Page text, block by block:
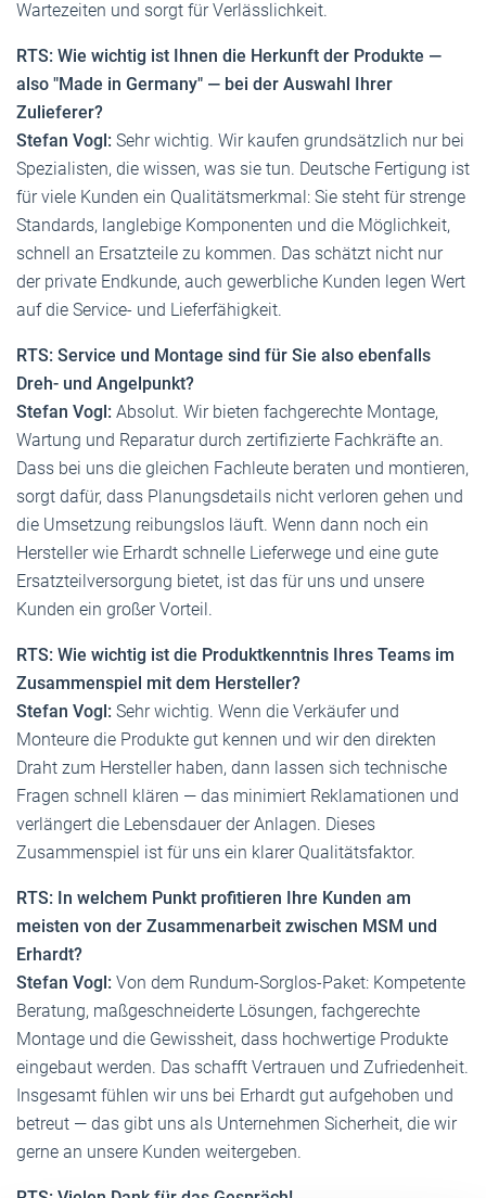
Wartezeiten und sorgt für Verlässlichkeit.
RTS: Wie wichtig ist Ihnen die Herkunft der Produkte —
also "Made in Germany" — bei der Auswahl Ihrer
Zulieferer?
Stefan Vogl: Sehr wichtig. Wir kaufen grundsätzlich nur bei
Spezialisten, die wissen, was sie tun. Deutsche Fertigung ist
für viele Kunden ein Qualitätsmerkmal: Sie steht für strenge
Standards, langlebige Komponenten und die Möglichkeit,
schnell an Ersatzteile zu kommen. Das schätzt nicht nur
der private Endkunde, auch gewerbliche Kunden legen Wert
auf die Service- und Lieferfähigkeit.
RTS: Service und Montage sind für Sie also ebenfalls
Dreh- und Angelpunkt?
Stefan Vogl: Absolut. Wir bieten fachgerechte Montage,
Wartung und Reparatur durch zertifizierte Fachkräfte an.
Dass bei uns die gleichen Fachleute beraten und montieren,
sorgt dafür, dass Planungsdetails nicht verloren gehen und
die Umsetzung reibungslos läuft. Wenn dann noch ein
Hersteller wie Erhardt schnelle Lieferwege und eine gute
Ersatzteilversorgung bietet, ist das für uns und unsere
Kunden ein großer Vorteil.
RTS: Wie wichtig ist die Produktkenntnis Ihres Teams im
Zusammenspiel mit dem Hersteller?
Stefan Vogl: Sehr wichtig. Wenn die Verkäufer und
Monteure die Produkte gut kennen und wir den direkten
Draht zum Hersteller haben, dann lassen sich technische
Fragen schnell klären — das minimiert Reklamationen und
verlängert die Lebensdauer der Anlagen. Dieses
Zusammenspiel ist für uns ein klarer Qualitätsfaktor.
RTS: In welchem Punkt profitieren Ihre Kunden am
meisten von der Zusammenarbeit zwischen MSM und
Erhardt?
Stefan Vogl: Von dem Rundum-Sorglos-Paket: Kompetente
Beratung, maßgeschneiderte Lösungen, fachgerechte
Montage und die Gewissheit, dass hochwertige Produkte
eingebaut werden. Das schafft Vertrauen und Zufriedenheit.
Insgesamt fühlen wir uns bei Erhardt gut aufgehoben und
betreut — das gibt uns als Unternehmen Sicherheit, die wir
gerne an unsere Kunden weitergeben.